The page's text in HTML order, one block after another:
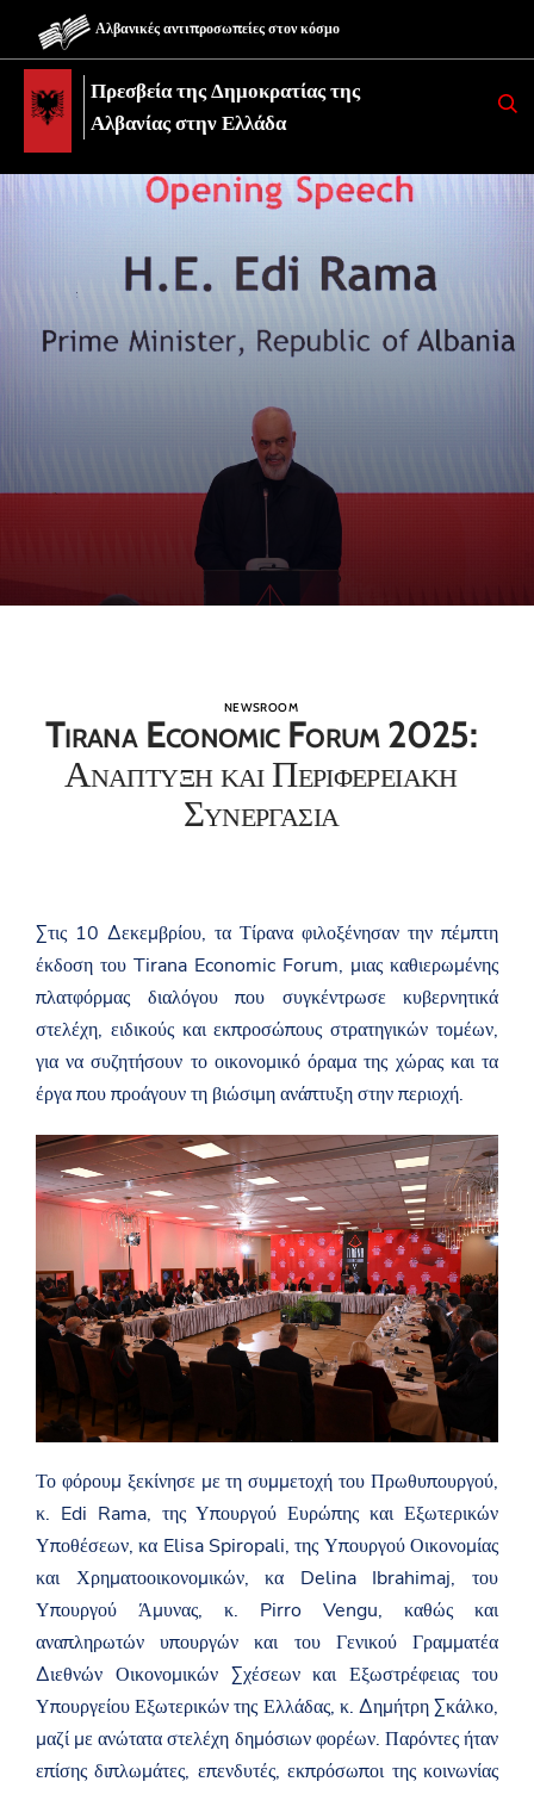
Αλβανικές αντιπροσωπείες στον κόσμο
Πρεσβεία της Δημοκρατίας της
Αλβανίας στην Ελλάδα
K
E
NEWSROOM
Tirana Economic Forum 2025:
Αναπτυξη και Περιφερειακη
Συνεργασια
Στις 10 Δεκεμβρίου, τα Τίρανα φιλοξένησαν την πέμπτη
έκδοση του Tirana Economic Forum, μιας καθιερωμένης
πλατφόρμας διαλόγου που συγκέντρωσε κυβερνητικά
στελέχη, ειδικούς και εκπροσώπους στρατηγικών τομέων,
για να συζητήσουν το οικονομικό όραμα της χώρας και τα
έργα που προάγουν τη βιώσιμη ανάπτυξη στην περιοχή.
Το φόρουμ ξεκίνησε με τη συμμετοχή του Πρωθυπουργού,
κ. Edi Rama, της Υπουργού Ευρώπης και Εξωτερικών
Υποθέσεων, κα Elisa Spiropali, της Υπουργού Οικονομίας
και Χρηματοοικονομικών, κα Delina Ibrahimaj, του
Υπουργού Άμυνας, κ. Pirro Vengu, καθώς και
αναπληρωτών υπουργών και του Γενικού Γραμματέα
Διεθνών Οικονομικών Σχέσεων και Εξωστρέφειας του
Υπουργείου Εξωτερικών της Ελλάδας, κ. Δημήτρη Σκάλκο,
μαζί με ανώτατα στελέχη δημόσιων φορέων. Παρόντες ήταν
επίσης διπλωμάτες, επενδυτές, εκπρόσωποι της κοινωνίας